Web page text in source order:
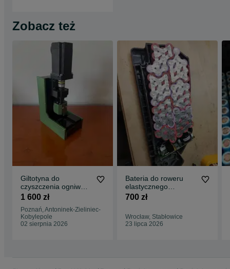
Zobacz też
Giltotyna do
czyszczenia ogniw
18650 cylindryczne
1 600 zł
Poznań, Antoninek-Zieliniec-
Kobylepole
02 sierpnia 2026
Bateria do roweru
elastycznego
naprawa regeneracja
700 zł
Wrocław, Stabłowice
23 lipca 2026